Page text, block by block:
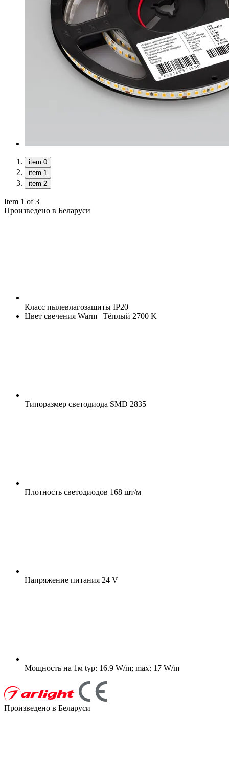
item 0
item 1
item 2
Item 1 of 3
Произведено в Беларуси
Класс пылевлагозащиты IP20
Цвет свечения Warm | Тёплый 2700 K
Типоразмер светодиода SMD 2835
Плотность светодиодов 168 шт/м
Напряжение питания 24 V
Мощность на 1м typ: 16.9 W/m; max: 17 W/m
Произведено в Беларуси